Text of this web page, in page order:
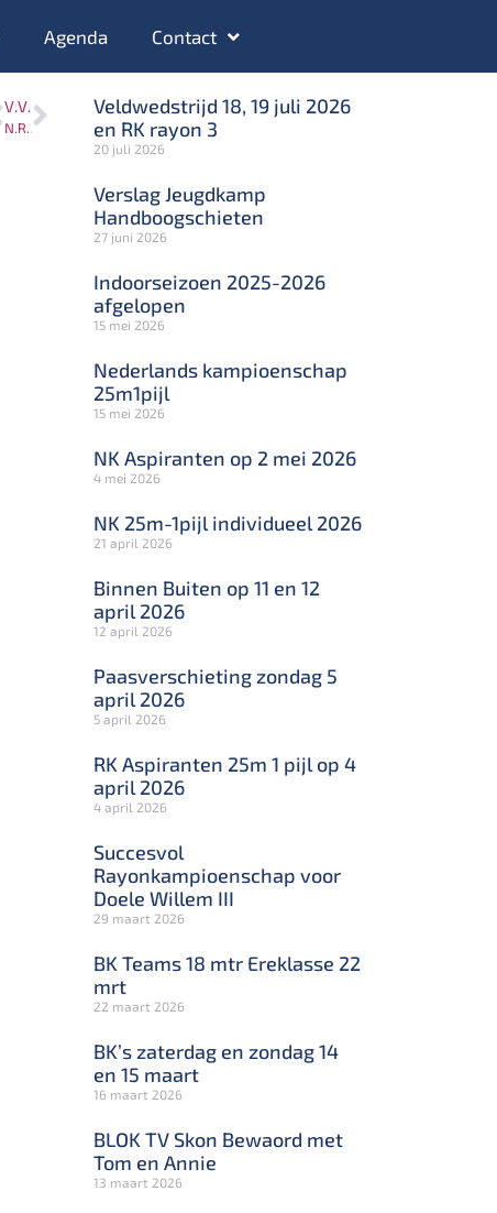
Agenda Contact
VORIGE
NK Aspiranten zaterdag 8 maart
VOLGENDE
RK 25meter 1pijl op 12 en 13 april
Veldwedstrijd 18, 19 juli 2026
en RK rayon 3
20 juli 2026
Verslag Jeugdkamp
Handboogschieten
27 juni 2026
Indoorseizoen 2025-2026
afgelopen
15 mei 2026
Nederlands kampioenschap
25m1pijl
15 mei 2026
NK Aspiranten op 2 mei 2026
4 mei 2026
NK 25m-1pijl individueel 2026
21 april 2026
Binnen Buiten op 11 en 12
april 2026
12 april 2026
Paasverschieting zondag 5
april 2026
5 april 2026
RK Aspiranten 25m 1 pijl op 4
april 2026
4 april 2026
Succesvol
Rayonkampioenschap voor
Doele Willem III
29 maart 2026
BK Teams 18 mtr Ereklasse 22
mrt
22 maart 2026
BK’s zaterdag en zondag 14
en 15 maart
16 maart 2026
BLOK TV Skon Bewaord met
Tom en Annie
13 maart 2026